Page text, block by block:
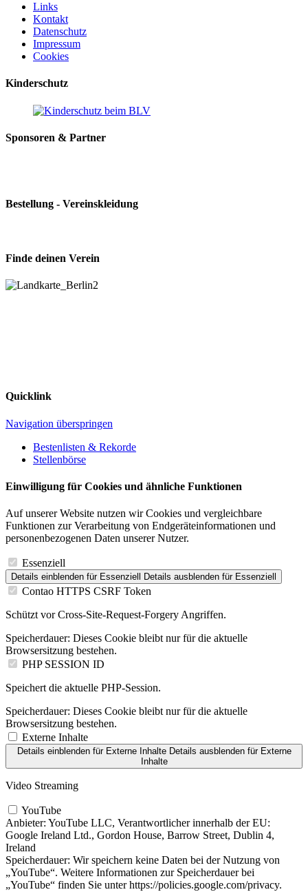
Links
Kontakt
Datenschutz
Impressum
Cookies
Kinderschutz
Sponsoren & Partner
Bestellung - Vereinskleidung
Finde deinen Verein
Quicklink
Navigation überspringen
Bestenlisten & Rekorde
Stellenbörse
Einwilligung für Cookies und ähnliche Funktionen
Auf unserer Website nutzen wir Cookies und vergleichbare
Funktionen zur Verarbeitung von Endgeräteinformationen und
personenbezogenen Daten unserer Nutzer.
Essenziell
Details einblenden für Essenziell Details ausblenden für Essenziell
Contao HTTPS CSRF Token
Schützt vor Cross-Site-Request-Forgery Angriffen.
Speicherdauer: Dieses Cookie bleibt nur für die aktuelle
Browsersitzung bestehen.
PHP SESSION ID
Speichert die aktuelle PHP-Session.
Speicherdauer: Dieses Cookie bleibt nur für die aktuelle
Browsersitzung bestehen.
Externe Inhalte
Details einblendenfür Externe Inhalte Details ausblendenfür Externe
Inhalte
Video Streaming
YouTube
Anbieter: YouTube LLC, Verantwortlicher innerhalb der EU:
Google Ireland Ltd., Gordon House, Barrow Street, Dublin 4,
Ireland
Speicherdauer: Wir speichern keine Daten bei der Nutzung von
„YouTube“. Weitere Informationen zur Speicherdauer bei
„YouTube“ finden Sie unter https://policies.google.com/privacy.